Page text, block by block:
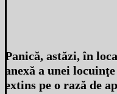
Panică, astăzi, în
anexă a unei
extins pe o rază de